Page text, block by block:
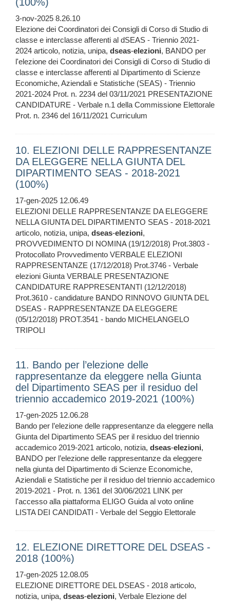
(100%)
3-nov-2025 8.26.10
Elezione dei Coordinatori dei Consigli di Corso di Studio di
classe e interclasse afferenti al dSEAS - Triennio 2021-
2024 articolo, notizia, unipa, dseas-elezioni, BANDO per
l'elezione dei Coordinatori dei Consigli di Corso di Studio di
classe e interclasse afferenti al Dipartimento di Scienze
Economiche, Aziendali e Statistiche (SEAS) - Triennio
2021-2024 Prot. n. 2234 del 03/11/2021 PRESENTAZIONE
CANDIDATURE - Verbale n.1 della Commissione Elettorale
Prot. n. 2346 del 16/11/2021 Curriculum
10. ELEZIONI DELLE RAPPRESENTANZE
DA ELEGGERE NELLA GIUNTA DEL
DIPARTIMENTO SEAS - 2018-2021
(100%)
17-gen-2025 12.06.49
ELEZIONI DELLE RAPPRESENTANZE DA ELEGGERE
NELLA GIUNTA DEL DIPARTIMENTO SEAS - 2018-2021
articolo, notizia, unipa, dseas-elezioni,
PROVVEDIMENTO DI NOMINA (19/12/2018) Prot.3803 -
Protocollato Provvedimento VERBALE ELEZIONI
RAPPRESENTANZE (17/12/2018) Prot.3746 - Verbale
elezioni Giunta VERBALE PRESENTAZIONE
CANDIDATURE RAPPRESENTANTI (12/12/2018)
Prot.3610 - candidature BANDO RINNOVO GIUNTA DEL
DSEAS - RAPPRESENTANZE DA ELEGGERE
(05/12/2018) PROT.3541 - bando MICHELANGELO
TRIPOLI
11. Bando per l’elezione delle
rappresentanze da eleggere nella Giunta
del Dipartimento SEAS per il residuo del
triennio accademico 2019-2021 (100%)
17-gen-2025 12.06.28
Bando per l’elezione delle rappresentanze da eleggere nella
Giunta del Dipartimento SEAS per il residuo del triennio
accademico 2019-2021 articolo, notizia, dseas-elezioni,
BANDO per l’elezione delle rappresentanze da eleggere
nella giunta del Dipartimento di Scienze Economiche,
Aziendali e Statistiche per il residuo del triennio accademico
2019-2021 - Prot. n. 1361 del 30/06/2021 LINK per
l'accesso alla piattaforma ELIGO Guida al voto online
LISTA DEI CANDIDATI - Verbale del Seggio Elettorale
12. ELEZIONE DIRETTORE DEL DSEAS -
2018 (100%)
17-gen-2025 12.08.05
ELEZIONE DIRETTORE DEL DSEAS - 2018 articolo,
notizia, unipa, dseas-elezioni, Verbale Elezione del